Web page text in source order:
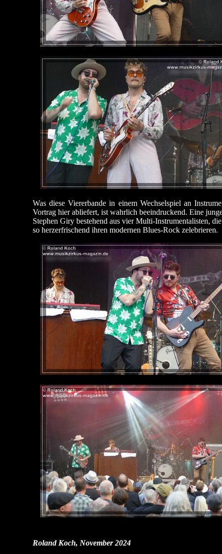
Was diese Viererbande in einem Wechselspiel an
Vortrag hier abliefert, ist wahrlich beeindruckend. Eine
Stephen Giry bestehend aus vier Multi-Instrumentalisten,
so herzerfrischend ihren modernen Blues-Rock zelebrieren.
Roland Koch, November 2024